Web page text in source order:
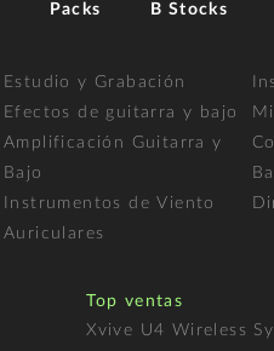
Packs B Stocks
Estudio y Grabación
Efectos de guitarra y bajo
Amplificación Guitarra y
Bajo
Instrumentos de Viento
Auriculares
Top ventas
Xvive U4 Wireless